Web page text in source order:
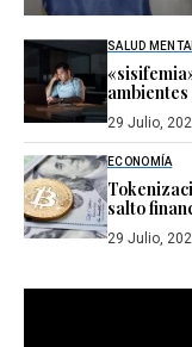
SALUD MENTAL
29 Julio,
ECONOMÍA
salto
29 Julio,